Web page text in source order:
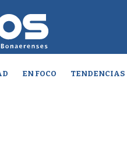
EN FOCO TENDENCIAS